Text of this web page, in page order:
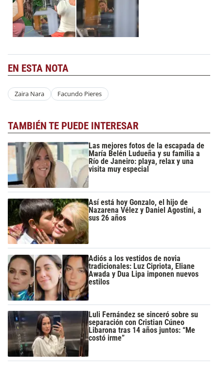
EN ESTA NOTA
Zaira Nara Facundo Pieres
TAMBIÉN TE PUEDE INTERESAR
Las mejores fotos de la escapada de
María Belén Ludueña y su familia a
Río de Janeiro: playa, relax y una
visita muy especial
Así está hoy Gonzalo, el hijo de
Nazarena Vélez y Daniel Agostini, a
sus 26 años
Adiós a los vestidos de novia
tradicionales: Luz Cipriota, Eliane
Awada y Dua Lipa imponen nuevos
estilos
Luli Fernández se sinceró sobre su
separación con Cristian Cúneo
Libarona tras 14 años juntos: “Me
costó irme”